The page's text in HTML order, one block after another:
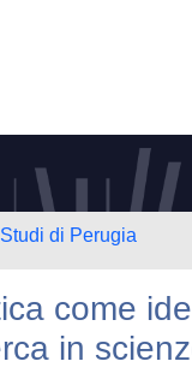
di Perugia
come
in